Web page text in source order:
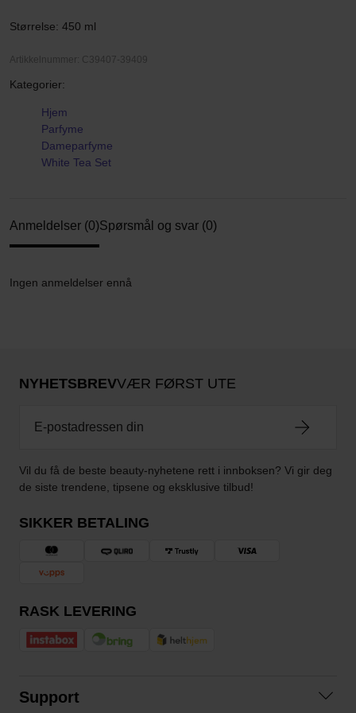
Størrelse: 450 ml
Artikkelnummer: C39407-39409
Kategorier:
Hjem
Parfyme
Dameparfyme
White Tea Set
Anmeldelser (0)Spørsmål og svar (0)
Ingen anmeldelser ennå
NYHETSBREVVÆR FØRST UTE
Vil du få de beste beauty-nyhetene rett i innboksen? Vi gir deg
de siste trendene, tipsene og eksklusive tilbud!
SIKKER BETALING
RASK LEVERING
Support